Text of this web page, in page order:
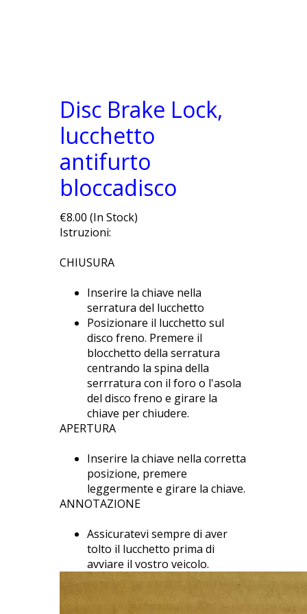
Disc Brake Lock,
lucchetto
antifurto
bloccadisco
€8.00 (In Stock)
Istruzioni:
CHIUSURA
Inserire la chiave nella
serratura del lucchetto
Posizionare il lucchetto sul
disco freno. Premere il
blocchetto della serratura
centrando la spina della
serrratura con il foro o l'asola
del disco freno e girare la
chiave per chiudere.
APERTURA
Inserire la chiave nella corretta
posizione, premere
leggermente e girare la chiave.
ANNOTAZIONE
Assicuratevi sempre di aver
tolto il lucchetto prima di
avviare il vostro veicolo.